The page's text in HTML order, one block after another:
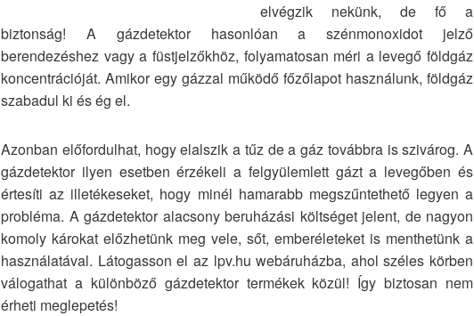
elvégzik nekünk, de fő a
biztonság! A gázdetektor hasonlóan a szénmonoxidot jelző
berendezéshez vagy a füstjelzőkhöz, folyamatosan méri a levegő földgáz
koncentrációját. Amikor egy gázzal működő főzőlapot használunk, földgáz
szabadul ki és ég el.
Azonban előfordulhat, hogy elalszik a tűz de a gáz továbbra is szivárog. A
gázdetektor ilyen esetben érzékeli a felgyülemlett gázt a levegőben és
értesíti az illetékeseket, hogy minél hamarabb megszűntethető legyen a
probléma. A gázdetektor alacsony beruházási költséget jelent, de nagyon
komoly károkat előzhetünk meg vele, sőt, emberéleteket is menthetünk a
használatával. Látogasson el az lpv.hu webáruházba, ahol széles körben
válogathat a különböző gázdetektor termékek közül! Így biztosan nem
érheti meglepetés!